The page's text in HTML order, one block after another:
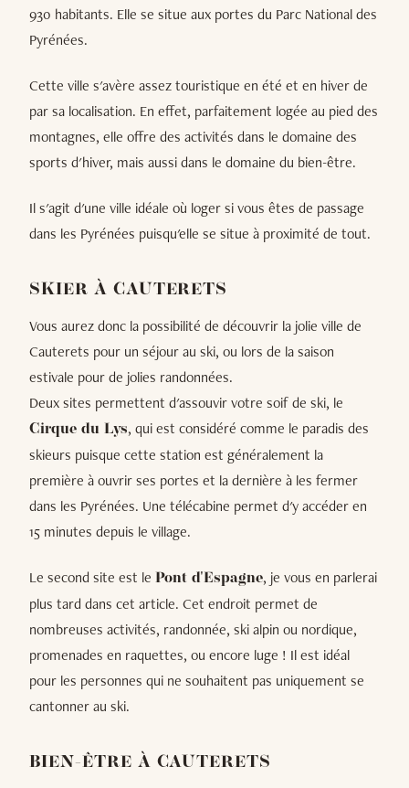
930 habitants. Elle se situe aux portes du Parc National des
Pyrénées.
Cette ville s'avère assez touristique en été et en hiver de
par sa localisation. En effet, parfaitement logée au pied des
montagnes, elle offre des activités dans le domaine des
sports d'hiver, mais aussi dans le domaine du bien-être.
Il s'agit d'une ville idéale où loger si vous êtes de passage
dans les Pyrénées puisqu'elle se situe à proximité de tout.
SKIER À CAUTERETS
Vous aurez donc la possibilité de découvrir la jolie ville de
Cauterets pour un séjour au ski, ou lors de la saison
estivale pour de jolies randonnées.
Deux sites permettent d'assouvir votre soif de ski, le
Cirque du Lys, qui est considéré comme le paradis des
skieurs puisque cette station est généralement la
première à ouvrir ses portes et la dernière à les fermer
dans les Pyrénées. Une télécabine permet d'y accéder en
15 minutes depuis le village.
Le second site est le Pont d'Espagne, je vous en parlerai
plus tard dans cet article. Cet endroit permet de
nombreuses activités, randonnée, ski alpin ou nordique,
promenades en raquettes, ou encore luge ! Il est idéal
pour les personnes qui ne souhaitent pas uniquement se
cantonner au ski.
BIEN-ÊTRE À CAUTERETS